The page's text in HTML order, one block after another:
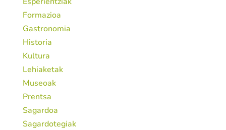
Formazioa
Gastronomia
Historia
Kultura
Lehiaketak
Museoak
Prentsa
Sagardoa
Sagardotegiak